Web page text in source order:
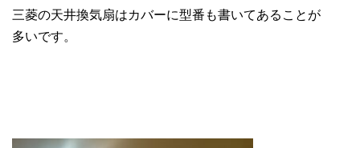
三菱の天井換気扇はカバーに型番も書いてあることが
多いです。